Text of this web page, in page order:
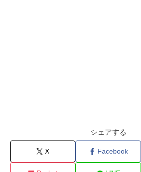
シェアする
X Facebook